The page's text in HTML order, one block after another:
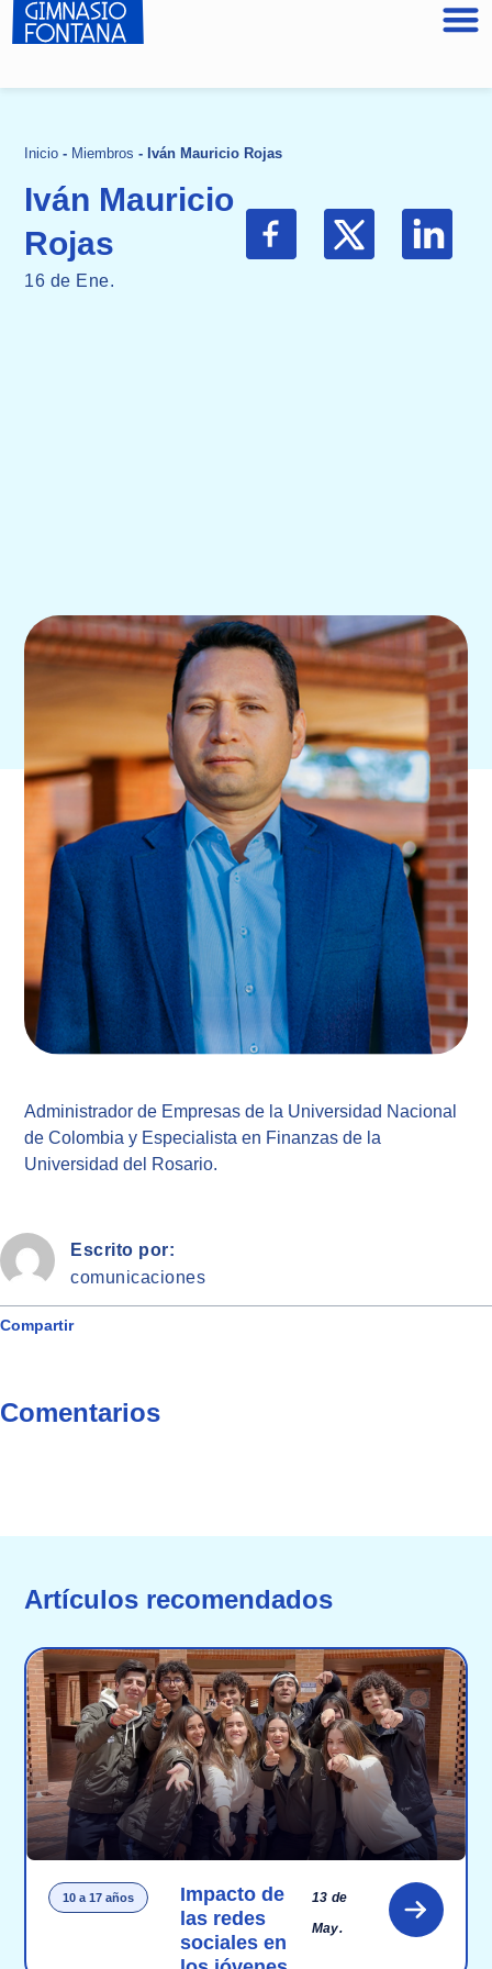
Inicio - Miembros - Iván Mauricio Rojas
Iván Mauricio
Rojas
16 de Ene.
Administrador de Empresas de la Universidad Nacional
de Colombia y Especialista en Finanzas de la
Universidad del Rosario.
Escrito por:
comunicaciones
Compartir
Comentarios
Artículos recomendados
10 a 17 años
Impacto de
las redes
sociales en
13 de
May.